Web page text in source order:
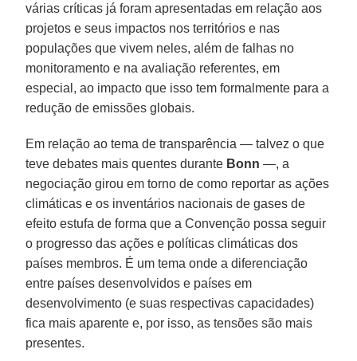
várias críticas já foram apresentadas em relação aos
projetos e seus impactos nos territórios e nas
populações que vivem neles, além de falhas no
monitoramento e na avaliação referentes, em
especial, ao impacto que isso tem formalmente para a
redução de emissões globais.
Em relação ao tema de transparência — talvez o que
teve debates mais quentes durante Bonn —, a
negociação girou em torno de como reportar as ações
climáticas e os inventários nacionais de gases de
efeito estufa de forma que a Convenção possa seguir
o progresso das ações e políticas climáticas dos
países membros. É um tema onde a diferenciação
entre países desenvolvidos e países em
desenvolvimento (e suas respectivas capacidades)
fica mais aparente e, por isso, as tensões são mais
presentes.